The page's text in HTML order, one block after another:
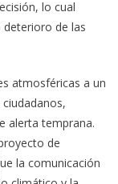
lo cual
de las
atmosféricas a un
alerta temprana.
de
la comunicación